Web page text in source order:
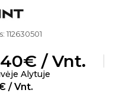
112630501
/ Vnt.
Alytuje
/ Vnt.